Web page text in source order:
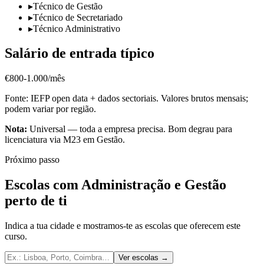
▸Técnico de Gestão
▸Técnico de Secretariado
▸Técnico Administrativo
Salário de entrada típico
€800-1.000/mês
Fonte: IEFP open data + dados sectoriais. Valores brutos mensais;
podem variar por região.
Nota: Universal — toda a empresa precisa. Bom degrau para
licenciatura via M23 em Gestão.
Próximo passo
Escolas com Administração e Gestão
perto de ti
Indica a tua cidade e mostramos-te as escolas que oferecem este
curso.
Ver escolas →